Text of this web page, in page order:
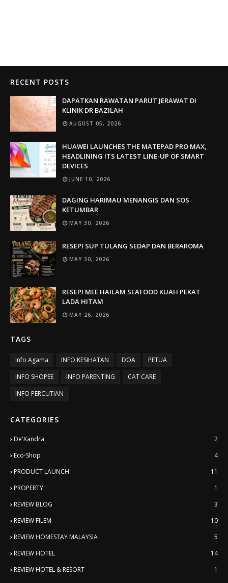
RECENT POSTS
DAPATKAN RAWATAN PARUT JERAWAT DI
KLINIK DR BAZILAH
AUGUST 05, 2026
HUAWEI LAUNCHES THE MATEPAD PRO MAX,
HEADLINING ITS LATEST LINE-UP OF SMART
DEVICES
JUNE 10, 2026
DAGING HARIMAU MENANGIS DAN SOS
KETUMBAR
MAY 30, 2026
RESEPI SUP TULANG SEDAP DAN BERAROMA
MAY 30, 2026
RESEPI MEE HAILAM SEAFOOD KUAH PEKAT
LADA HITAM
MAY 26, 2026
TAGS
Info Agama INFO KESIHATAN DOA
PETUA
INFO SHOPEE
INFO PARENTING
CAT CARE
INFO PERCUTIAN
CATEGORIES
De'Xandra
2
Eco-Shop
4
PRODUCT LAUNCH
11
PROPERTY
1
REVIEW BLOG
3
REVIEW FILEM
10
REVIEW HOMESTAY MALAYSIA
5
REVIEW HOTEL
14
REVIEW HOTEL & RESORT
1